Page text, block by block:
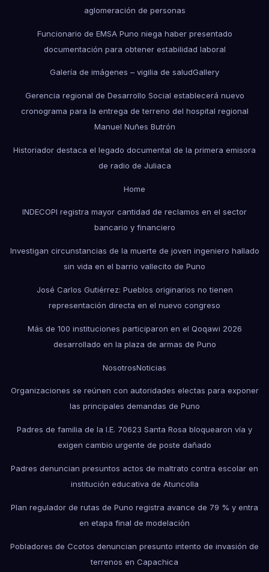
aglomeración de personas
Funcionario de EMSA Puno niega haber presentado
documentación para obtener estabilidad laboral
Galería de imágenes – vigilia de saludGallery
Gerencia regional de Desarrollo Social establecerá nuevo
cronograma para la entrega de terreno del hospital regional
Manuel Nuñes Butrón
Historiador destaca el legado documental de la primera emisora
de radio de Juliaca
Home
INDECOPI registra mayor cantidad de reclamos en el sector
bancario y financiero
Investigan circunstancias de la muerte de joven ingeniero hallado
sin vida en el barrio vallecito de Puno
José Carlos Gutiérrez: Pueblos originarios no tienen
representación directa en el nuevo congreso
Más de 100 instituciones participaron en el Qoqawi 2026
desarrollado en la plaza de armas de Puno
NosotrosNoticias
Organizaciones se reúnen con autoridades electas para exponer
las principales demandas de Puno
Padres de familia de la I.E. 70623 Santa Rosa bloquearon vía y
exigen cambio urgente de poste dañado
Padres denuncian presuntos actos de maltrato contra escolar en
institución educativa de Atuncolla
Plan regulador de rutas de Puno registra avance de 79 % y entra
en etapa final de modelación
Pobladores de Ccotos denuncian presunto intento de invasión de
terrenos en Capachica